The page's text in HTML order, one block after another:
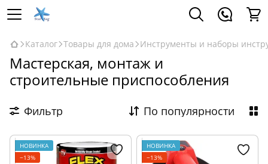
Каталог Товары для дома Инструменты и наборы
Мастерская, монтаж и
строительные приспособления
Фильтр По популярности
НОВИНКА
−13%
НОВИНКА
−13%